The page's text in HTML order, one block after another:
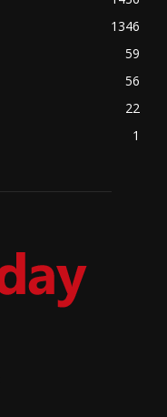
1346
59
56
22
1